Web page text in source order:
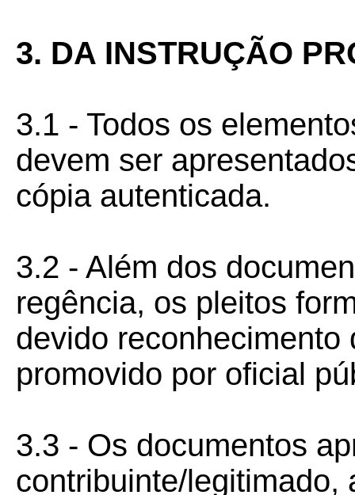
3. DA INSTRUÇÃO
3.1 - Todos os
devem ser
cópia autenticada.
3.2 - Além dos
regência, os pleitos
devido reconhecimento
promovido por oficial
3.3 - Os documentos
contribuinte/legitimado,